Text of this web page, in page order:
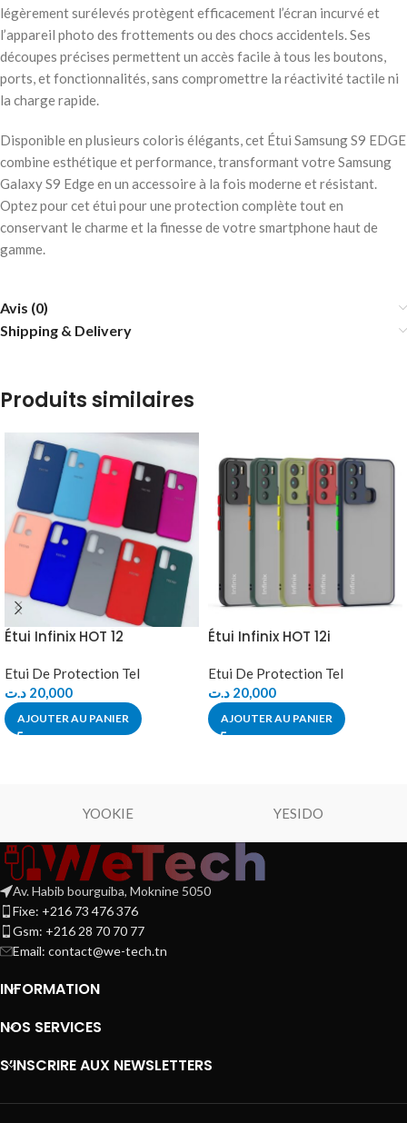
légèrement surélevés protègent efficacement l’écran incurvé et
l’appareil photo des frottements ou des chocs accidentels. Ses
découpes précises permettent un accès facile à tous les boutons,
ports, et fonctionnalités, sans compromettre la réactivité tactile ni
la charge rapide.
Disponible en plusieurs coloris élégants, cet Étui Samsung S9 EDGE
combine esthétique et performance, transformant votre Samsung
Galaxy S9 Edge en un accessoire à la fois moderne et résistant.
Optez pour cet étui pour une protection complète tout en
conservant le charme et la finesse de votre smartphone haut de
gamme.
Avis (0)
Shipping & Delivery
Produits similaires
Étui Infinix HOT 12
Etui De Protection Tel
20,000 د.ت
AJOUTER AU PANIER
Étui Infinix HOT 12i
Etui De Protection Tel
20,000 د.ت
AJOUTER AU PANIER
YOOKIE YESIDO
Av. Habib bourguiba, Moknine 5050
Fixe: +216 73 476 376
Gsm: +216 28 70 70 77
Email: contact@we-tech.tn
INFORMATION
NOS SERVICES
S’INSCRIRE AUX NEWSLETTERS